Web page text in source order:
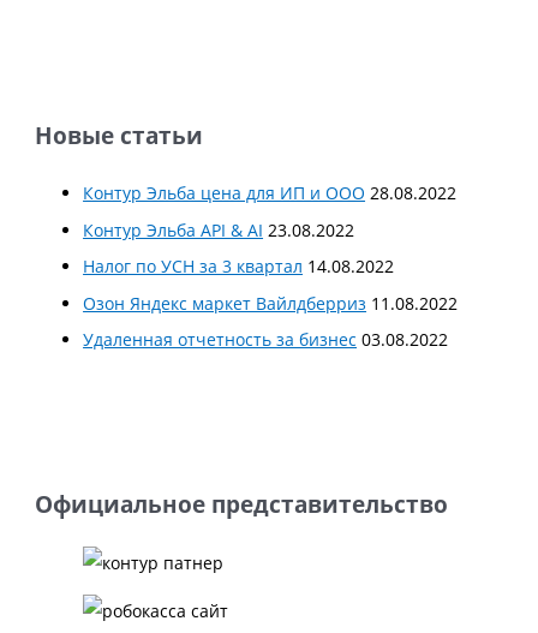
Новые статьи
Контур Эльба цена для ИП и ООО 28.08.2022
Контур Эльба API & AI 23.08.2022
Налог по УСН за 3 квартал 14.08.2022
Озон Яндекс маркет Вайлдберриз 11.08.2022
Удаленная отчетность за бизнес 03.08.2022
Официальное представительство